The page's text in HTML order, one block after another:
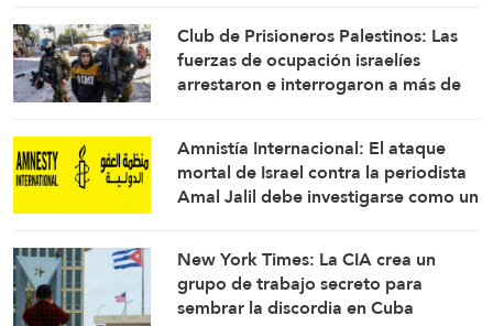
Club de Prisioneros Palestinos: Las
fuerzas de ocupación israelíes
arrestaron e interrogaron a más de
Amnistía Internacional: El ataque
mortal de Israel contra la periodista
Amal Jalil debe investigarse como un
New York Times: La CIA crea un
grupo de trabajo secreto para
sembrar la discordia en Cuba